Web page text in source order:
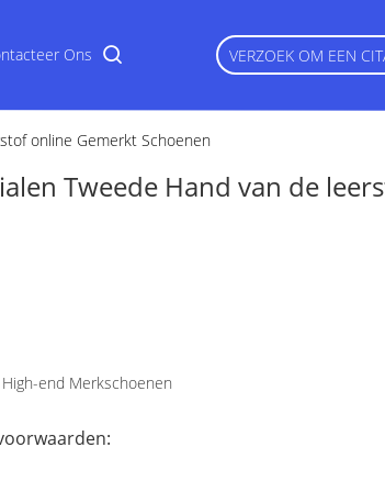
Ons VERZOEK OM EEN
online Gemerkt Schoenen
Tweede Hand van de
end Merkschoenen